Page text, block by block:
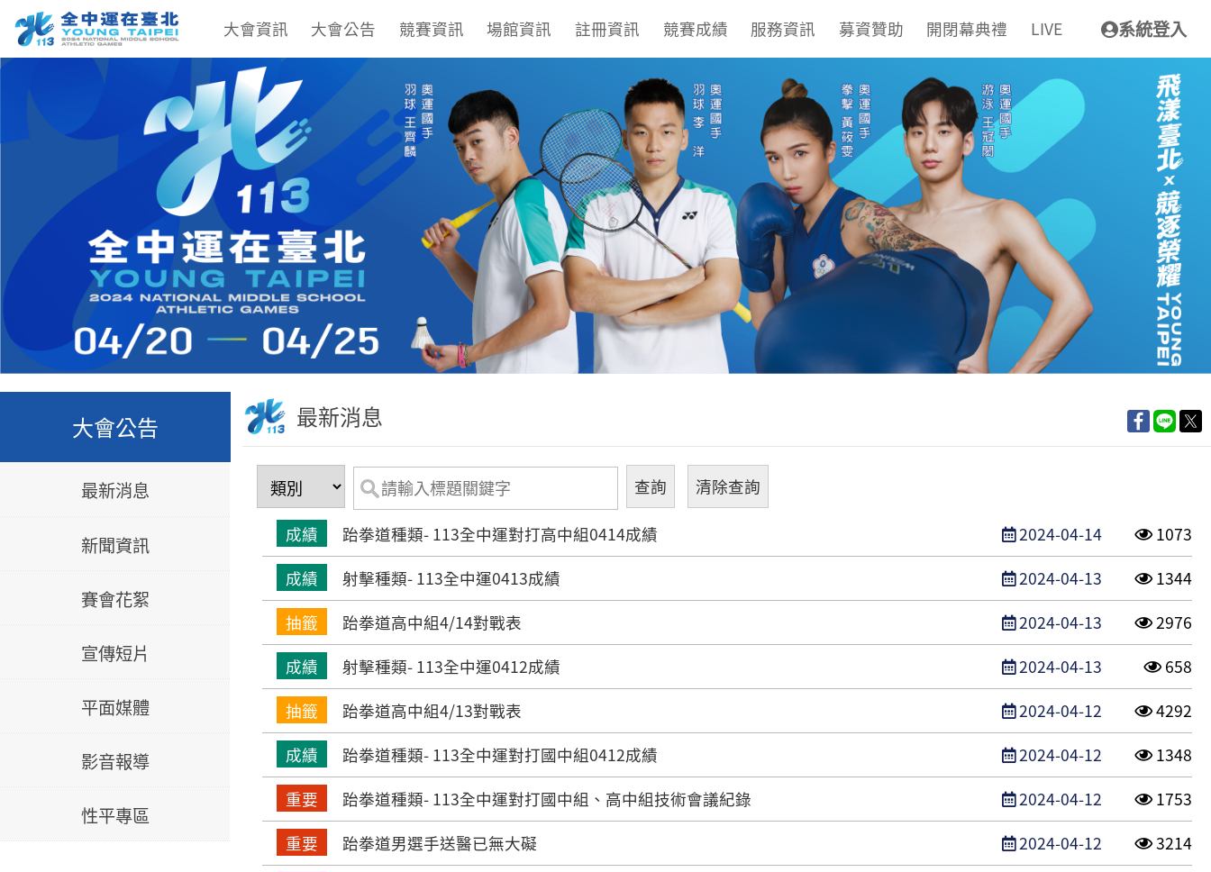
大會資訊 大會公告 競賽資訊 場館資訊 註冊資訊 競賽成績 服務資訊 募資贊助 開閉幕典禮 LIVE 系統登入
大會公告
最新消息
新聞資訊
賽會花絮
宣傳短片
平面媒體
影音報導
性平專區
最新消息
成績 跆拳道種類- 113全中運對打高中組0414成績 發布日期
2024-04-14 點閱次
1073
成績
射擊種類- 113全中運0413成績 發布日期
2024-04-13 點閱次
1344
抽籤
跆拳道高中組4/14對戰表 發布日期
2024-04-13 點閱次
2976
成績
射擊種類- 113全中運0412成績 發布日期
2024-04-13 點閱
658
抽籤
跆拳道高中組4/13對戰表 發布日期
2024-04-12 點閱次
4292
成績
跆拳道種類- 113全中運對打國中組0412成績 發布日期
2024-04-12 點閱次
1348
重要
跆拳道種類- 113全中運對打國中組、高中組技術會議紀錄 發布日期
2024-04-12 點閱次
1753
重要
跆拳道男選手送醫已無大礙 發布日期
2024-04-12 點閱次
3214